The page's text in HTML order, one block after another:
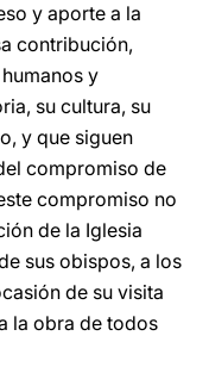
y aporte a la
contribución,
y
su cultura, su
y que siguen
compromiso de
compromiso no
de la Iglesia
sus obispos, a los
de su visita
la obra de todos